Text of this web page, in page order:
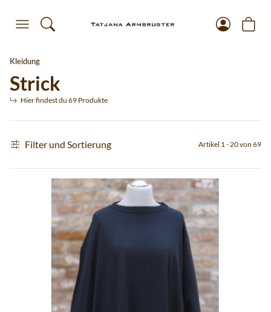
Kleidung
Strick
Hier findest du 69 Produkte
Filter und Sortierung Artikel 1 - 20 von 69